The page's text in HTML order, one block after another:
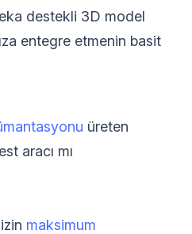
destekli 3D model
entegre etmenin basit
üreten
aracı mı
maksimum